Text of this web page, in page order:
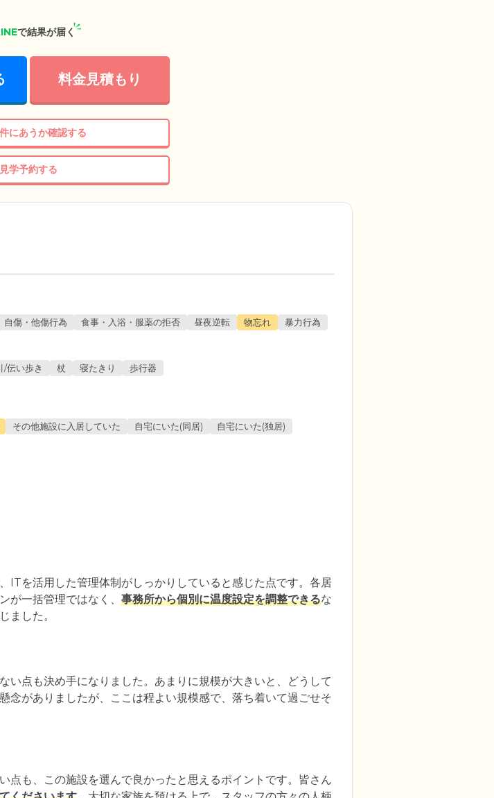
で結果が届く
料金見積もり
にあうか確認する
見学予約する
自傷・他傷行為 食事・入浴・服薬の拒否 昼夜逆転 物忘れ
暴力行為
/伝い歩き 杖 寝たきり 歩行器
その他施設に入居していた 自宅にいた(同居) 自宅にいた(独居)
ITを活用した管理体制がしっかりしていると感じた点です。各居
が一括管理ではなく、 事務所から個別に温度設定を調整できるな
ました。
い点も決め手になりました。あまりに規模が大きいと、どうして
念がありましたが、ここは程よい規模感で、落ち着いて過ごせそ
点も、この施設を選んで良かったと思えるポイントです。皆さん